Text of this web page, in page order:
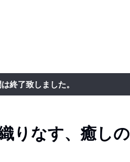
終了致しました。
りなす、癒しの